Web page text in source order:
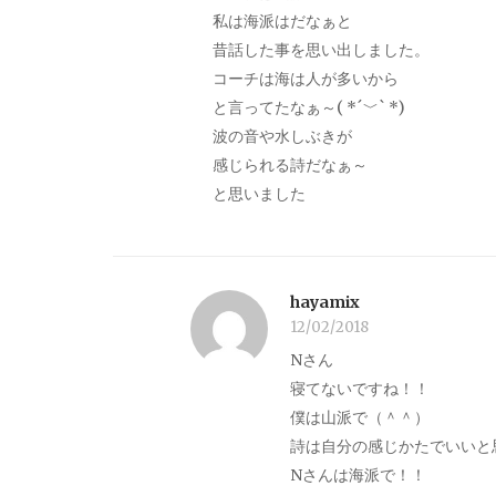
私は海派はだなぁと
昔話した事を思い出しました。
コーチは海は人が多いから
と言ってたなぁ～( *´﹀` *)
波の音や水しぶきが
感じられる詩だなぁ～
と思いました
hayamix
12/02/2018
Nさん
寝てないですね！！
僕は山派で（＾＾）
詩は自分の感じかたでいいと
Nさんは海派で！！